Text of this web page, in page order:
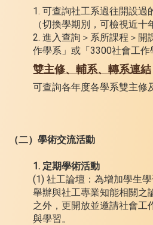
1. 可查詢社工系過往開設過
（切換學期別，可檢視近十
2. 進入查詢＞系所課程＞開
作學系」或「3300社會工作
雙主修、輔系、轉系連結
可查詢各年度各學系雙主修
（二）學術交流活動
1. 定期學術活動
(1) 社工論壇：為增加學生
舉辦與社工專業知能相關之
之外，更開放並邀請社會工
與學習。